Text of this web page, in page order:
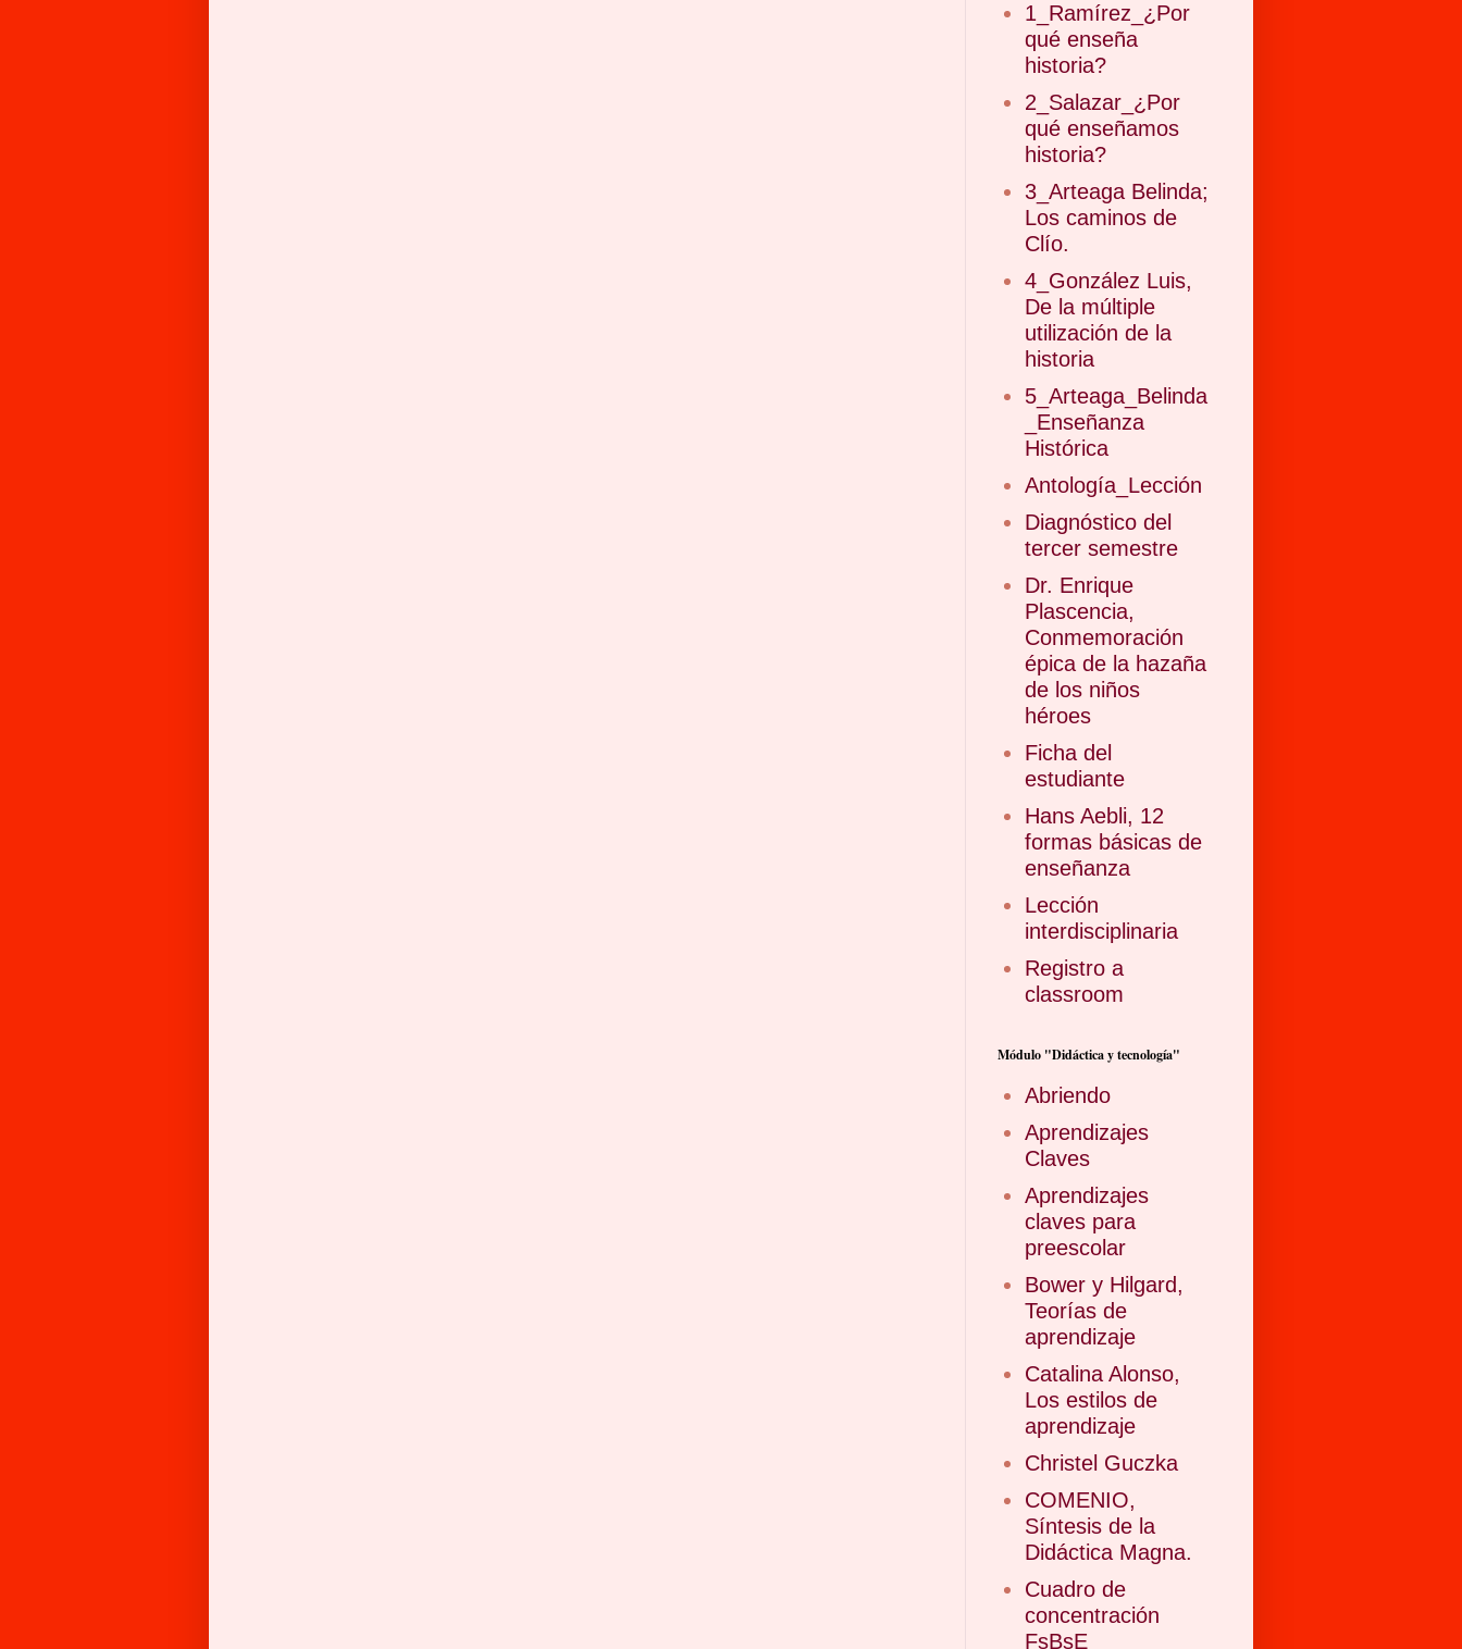
1_Ramírez_¿Por
qué enseña
historia?
2_Salazar_¿Por
qué enseñamos
historia?
3_Arteaga Belinda;
Los caminos de
Clío.
4_González Luis,
De la múltiple
utilización de la
historia
5_Arteaga_Belinda
_Enseñanza
Histórica
Antología_Lección
Diagnóstico del
tercer semestre
Dr. Enrique
Plascencia,
Conmemoración
épica de la hazaña
de los niños
héroes
Ficha del
estudiante
Hans Aebli, 12
formas básicas de
enseñanza
Lección
interdisciplinaria
Registro a
classroom
Módulo "Didáctica y tecnología"
Abriendo
Aprendizajes
Claves
Aprendizajes
claves para
preescolar
Bower y Hilgard,
Teorías de
aprendizaje
Catalina Alonso,
Los estilos de
aprendizaje
Christel Guczka
COMENIO,
Síntesis de la
Didáctica Magna.
Cuadro de
concentración
FsBsE